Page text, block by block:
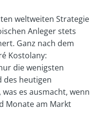
weltweiten Strategie
Anleger stets
Ganz nach dem
Kostolany:
die wenigsten
des heutigen
es ausmacht, wenn
Monate am Markt